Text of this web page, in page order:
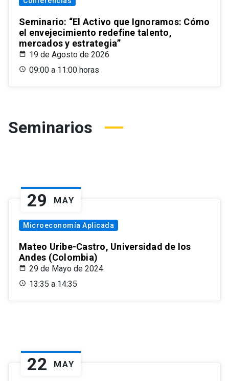
Seminario: “El Activo que Ignoramos: Cómo
el envejecimiento redefine talento,
mercados y estrategia”
19 de Agosto de 2026
09:00 a 11:00 horas
Seminarios
29 MAY
Microeconomía Aplicada
Mateo Uribe-Castro, Universidad de los
Andes (Colombia)
29 de Mayo de 2024
13:35 a 14:35
22 MAY